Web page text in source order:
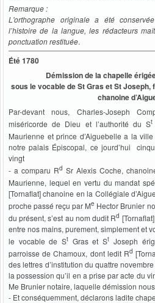
Remarque :
L'orthographe originale a été
l’histoire de la langue, les rédacteurs
ponctuation restituée.
Été 1780
Démission de la chapelle
sous le vocable de St Gras et St
chanoine
Par-devant nous, Charles-Joseph
miséricorde de Dieu et l’authorité du St
Maurienne et prince d’Aiguebelle a la
notre palais Épiscopal, ce jourd’hui
vingt
- a comparu Rd Sr Alexis Coche,
Maurienne, lequel en vertu du mandat
[Tornaflat] chanoine en la Collégiale
proche passé reçu par Me Hector Brunier
du présent, s’est au nom dudit Rd
entre nos mains, purement, simplement et
le vocable de St Gras et St Joseph
parroisse de Chamoux, dont ledit Rd
des lettres d’institution du quattre
la possession qu’il en a prise par acte du
Me Brunier notaire, laquelle démission
- Et conséquemment, déclarons ladite